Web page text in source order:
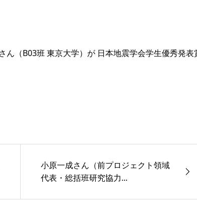
ん（B03班 東京大学）が 日本地震学会学生優秀発表
小原一成さん（前プロジェクト領域
代表・総括班研究協力...